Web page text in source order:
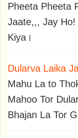
Pheeta Pheeta
Jaate,,, Jay
Kiya।
Dularva Laika
Mahu La to
Mahoo Tor
Bhajan La Tor